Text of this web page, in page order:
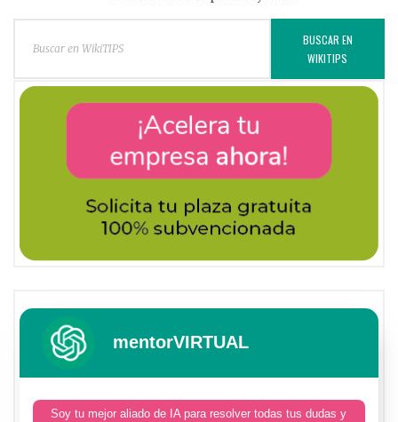
BUSCAR EN
WIKITIPS
mentorVIRTUAL
Soy tu mejor aliado de IA para resolver todas tus dudas y